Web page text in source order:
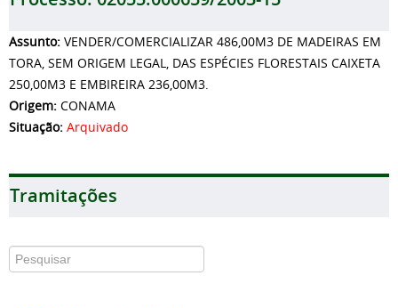
Assunto: VENDER/COMERCIALIZAR 486,00M3 DE MADEIRAS EM
TORA, SEM ORIGEM LEGAL, DAS ESPÉCIES FLORESTAIS CAIXETA
250,00M3 E EMBIREIRA 236,00M3.
Origem: CONAMA
Situação: Arquivado
Tramitações